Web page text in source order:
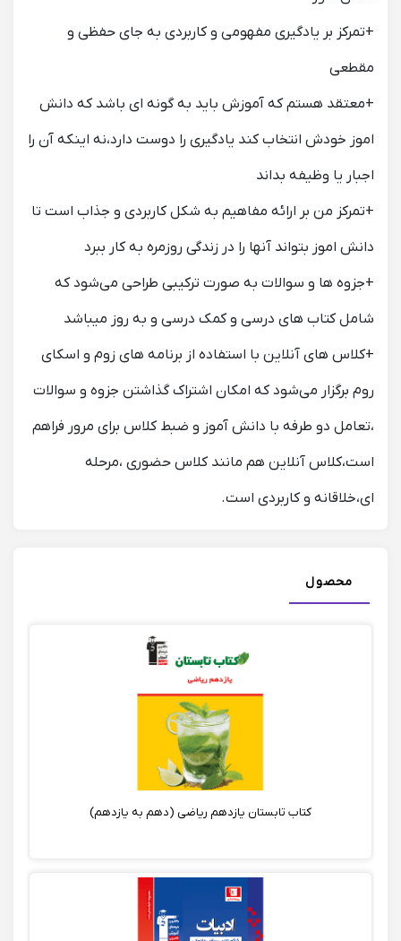
+تمرکز بر یادگیری مفهومی و کاربردی به جای حفظی و
مقطعی
+معتقد هستم که آموزش باید به گونه ای باشد که دانش
اموز خودش انتخاب کند یادگیری را دوست دارد،نه اینکه آن را
اجبار یا وظیفه بداند
+تمرکز من بر ارائه مفاهیم به شکل کاربردی و جذاب است تا
دانش اموز بتواند آنها را در زندگی روزمره به کار ببرد
+جزوه ها و سوالات به صورت ترکیبی طراحی می‌شود که
شامل کتاب های درسی و کمک درسی و به روز میباشد
+کلاس های آنلاین با استفاده از برنامه های زوم و اسکای
روم برگزار می‌شود که امکان اشتراک گذاشتن جزوه و سوالات
،تعامل دو طرفه با دانش آموز و ضبط کلاس برای مرور فراهم
است،کلاس آنلاین هم مانند کلاس حضوری ،مرحله
ای،خلاقانه و کاربردی است.
محصول
کتاب تابستان یازدهم ریاضی (دهم به یازدهم)